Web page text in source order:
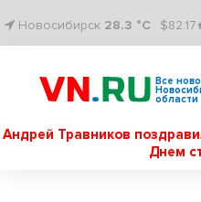
Новосибирск 28.3 °C
Все
области
Андрей Травников
Днем